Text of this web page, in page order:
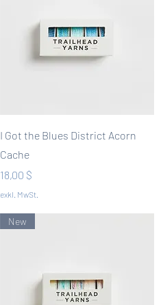
Schnellansicht
I Got the Blues District Acorn
Cache
Preis
18,00 $
exkl. MwSt.
New